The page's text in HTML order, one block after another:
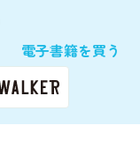
電子書籍を買う